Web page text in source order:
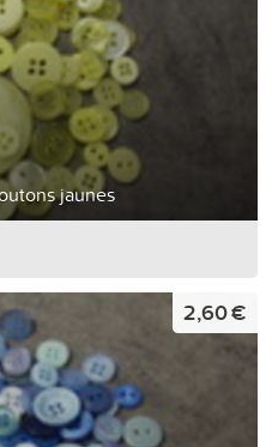
jaunes
2,60 €